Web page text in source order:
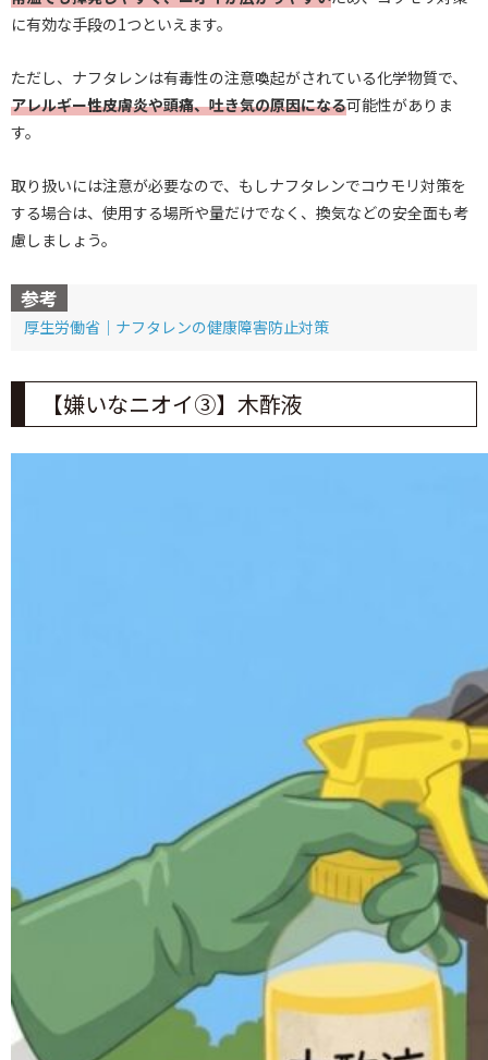
に有効な手段の1つといえます。
ただし、ナフタレンは有毒性の注意喚起がされている化学物質で、
アレルギー性皮膚炎や頭痛、吐き気の原因になる可能性がありま
す。
取り扱いには注意が必要なので、もしナフタレンでコウモリ対策を
する場合は、使用する場所や量だけでなく、換気などの安全面も考
慮しましょう。
参考
厚生労働省｜ナフタレンの健康障害防止対策
【嫌いなニオイ③】木酢液